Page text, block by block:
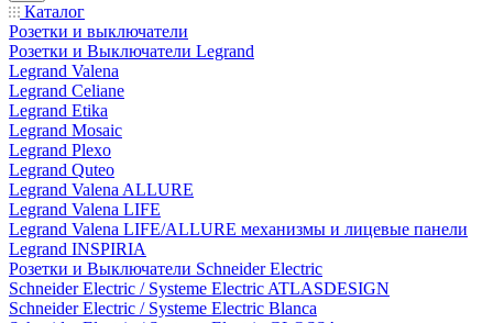
Каталог
Розетки и выключатели
Розетки и Выключатели Legrand
Legrand Valena
Legrand Celiane
Legrand Etika
Legrand Mosaic
Legrand Plexo
Legrand Quteo
Legrand Valena ALLURE
Legrand Valena LIFE
Legrand Valena LIFE/ALLURE механизмы и лицевые панели
Legrand INSPIRIA
Розетки и Выключатели Schneider Electric
Schneider Electric / Systeme Electric ATLASDESIGN
Schneider Electric / Systeme Electric Blanca